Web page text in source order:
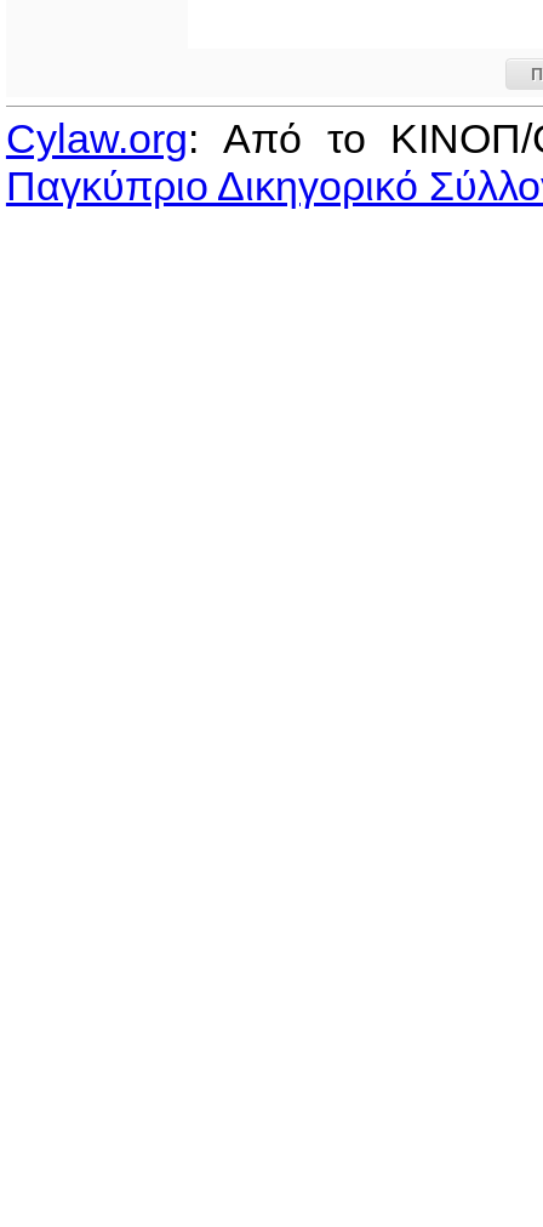
Cylaw.org: Από το
Παγκύπριο Δικηγορικό